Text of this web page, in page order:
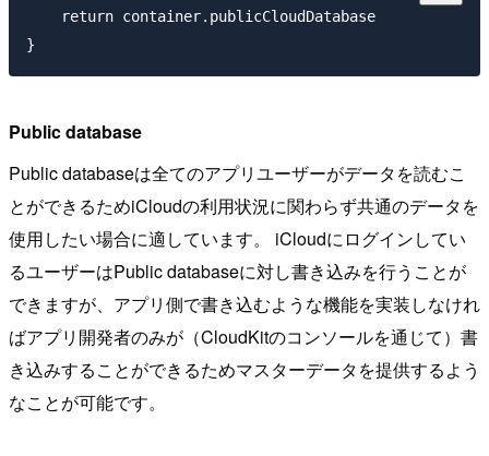
    return container.publicCloudDatabase
Public database
Public databaseは全てのアプリユーザーがデータを読むこ
とができるためiCloudの利用状況に関わらず共通のデータを
使用したい場合に適しています。 iCloudにログインしてい
るユーザーはPublic databaseに対し書き込みを行うことが
できますが、アプリ側で書き込むような機能を実装しなけれ
ばアプリ開発者のみが（CloudKitのコンソールを通じて）書
き込みすることができるためマスターデータを提供するよう
なことが可能です。